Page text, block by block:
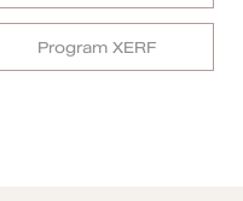
Program XERF